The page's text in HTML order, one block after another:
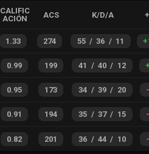
CALIFIC
ACIÓN
ACS K/D/A
1.33 274 55 / 36 / 11 +
0.99 199 41 / 40 / 12 +
0.95 173 34 / 39 / 20
0.91 194 35 / 37 / 15
0.82 201 36 / 44 / 10